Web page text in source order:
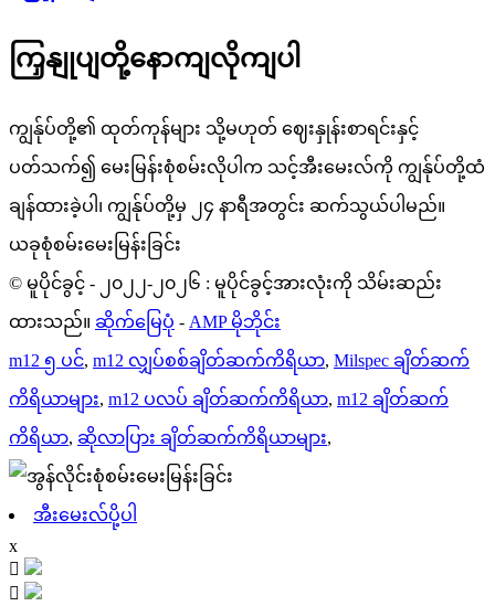
ကြှနျုပျတို့နောကျလိုကျပါ
ကျွန်ုပ်တို့၏ ထုတ်ကုန်များ သို့မဟုတ် ဈေးနှုန်းစာရင်းနှင့်
ပတ်သက်၍ မေးမြန်းစုံစမ်းလိုပါက သင့်အီးမေးလ်ကို ကျွန်ုပ်တို့ထံ
ချန်ထားခဲ့ပါ၊ ကျွန်ုပ်တို့မှ ၂၄ နာရီအတွင်း ဆက်သွယ်ပါမည်။
ယခုစုံစမ်းမေးမြန်းခြင်း
© မူပိုင်ခွင့် - ၂၀၂၂-၂၀၂၆ : မူပိုင်ခွင့်အားလုံးကို သိမ်းဆည်း
ထားသည်။ ဆိုက်မြေပုံ - AMP မိုဘိုင်း
m12 ၅ ပင်, m12 လျှပ်စစ်ချိတ်ဆက်ကိရိယာ, Milspec ချိတ်ဆက်
ကိရိယာများ, m12 ပလပ် ချိတ်ဆက်ကိရိယာ, m12 ချိတ်ဆက်
ကိရိယာ, ဆိုလာပြား ချိတ်ဆက်ကိရိယာများ,
အီးမေးလ်ပို့ပါ
x

